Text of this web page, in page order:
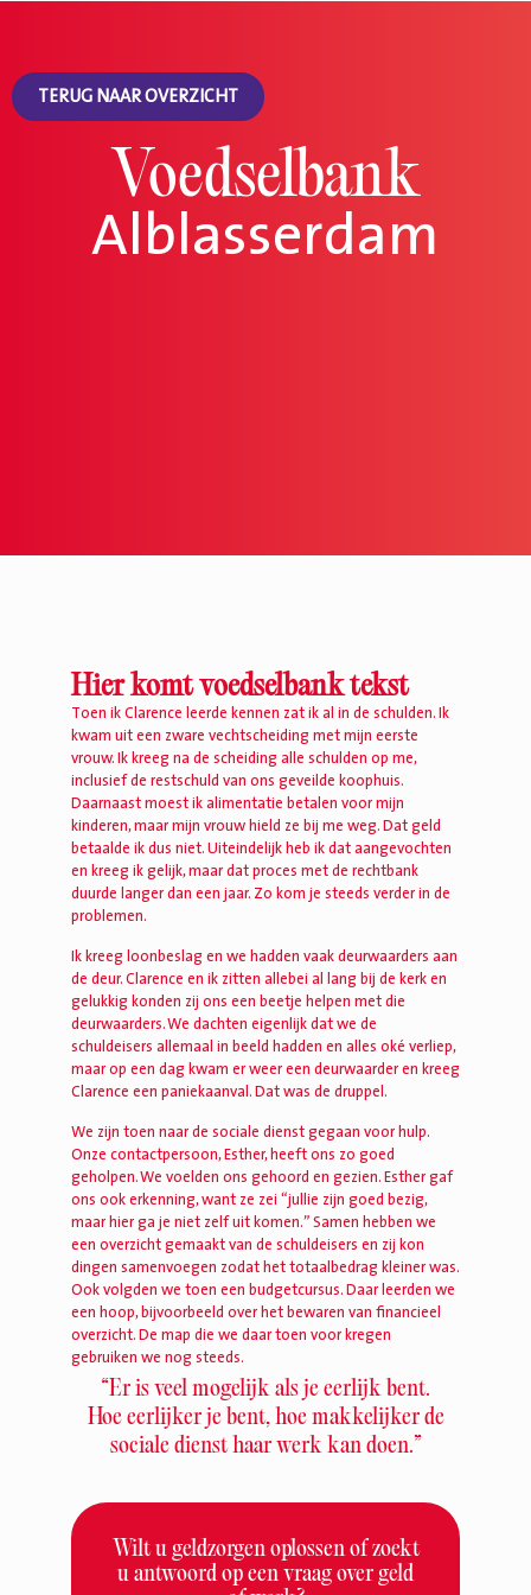
TERUG NAAR OVERZICHT
Voedselbank
Alblasserdam
Hier komt voedselbank tekst
Toen ik Clarence leerde kennen zat ik al in de schulden. Ik
kwam uit een zware vechtscheiding met mijn eerste
vrouw. Ik kreeg na de scheiding alle schulden op me,
inclusief de restschuld van ons geveilde koophuis.
Daarnaast moest ik alimentatie betalen voor mijn
kinderen, maar mijn vrouw hield ze bij me weg. Dat geld
betaalde ik dus niet. Uiteindelijk heb ik dat aangevochten
en kreeg ik gelijk, maar dat proces met de rechtbank
duurde langer dan een jaar. Zo kom je steeds verder in de
problemen.
Ik kreeg loonbeslag en we hadden vaak deurwaarders aan
de deur. Clarence en ik zitten allebei al lang bij de kerk en
gelukkig konden zij ons een beetje helpen met die
deurwaarders. We dachten eigenlijk dat we de
schuldeisers allemaal in beeld hadden en alles oké verliep,
maar op een dag kwam er weer een deurwaarder en kreeg
Clarence een paniekaanval. Dat was de druppel.
We zijn toen naar de sociale dienst gegaan voor hulp.
Onze contactpersoon, Esther, heeft ons zo goed
geholpen. We voelden ons gehoord en gezien. Esther gaf
ons ook erkenning, want ze zei “jullie zijn goed bezig,
maar hier ga je niet zelf uit komen.” Samen hebben we
een overzicht gemaakt van de schuldeisers en zij kon
dingen samenvoegen zodat het totaalbedrag kleiner was.
Ook volgden we toen een budgetcursus. Daar leerden we
een hoop, bijvoorbeeld over het bewaren van financieel
overzicht. De map die we daar toen voor kregen
gebruiken we nog steeds.
“Er is veel mogelijk als je eerlijk bent.
Hoe eerlijker je bent, hoe makkelijker de
sociale dienst haar werk kan doen.”
Wilt u geldzorgen oplossen of zoekt
u antwoord op een vraag over geld